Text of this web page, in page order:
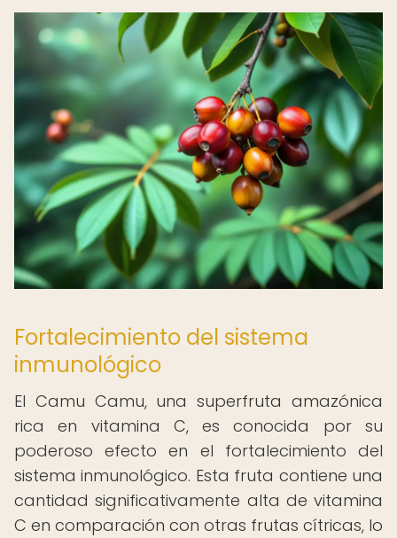
Fortalecimiento del sistema
inmunológico
El Camu Camu, una superfruta amazónica
rica en vitamina C, es conocida por su
poderoso efecto en el fortalecimiento del
sistema inmunológico. Esta fruta contiene una
cantidad significativamente alta de vitamina
C en comparación con otras frutas cítricas, lo